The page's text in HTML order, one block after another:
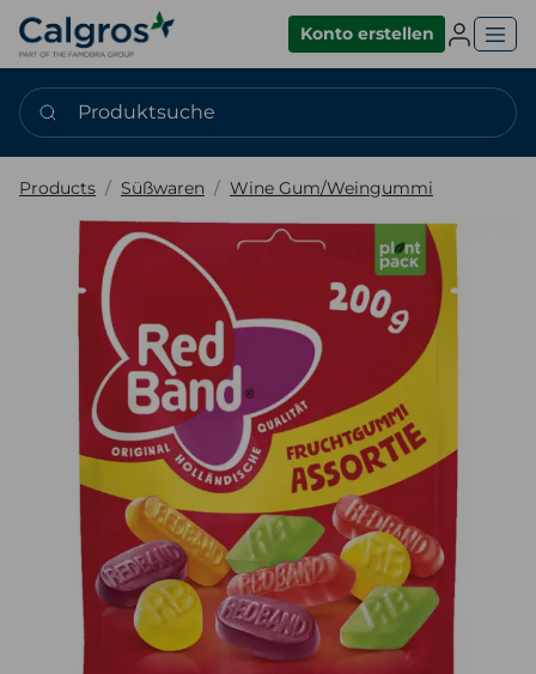
Konto erstellen
Produktsuche
Products Süßwaren Wine Gum/Weingummi